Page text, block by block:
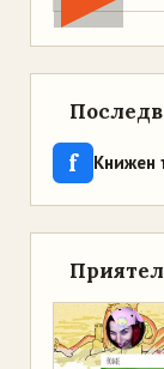
f Книжен